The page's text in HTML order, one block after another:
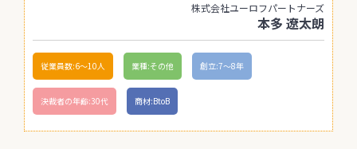
株式会社ユーロフパートナーズ
本多 遼太朗
従業員数:6～10人 業種:その他 創立:7〜8年
決裁者の年齢:30代 商材:BtoB